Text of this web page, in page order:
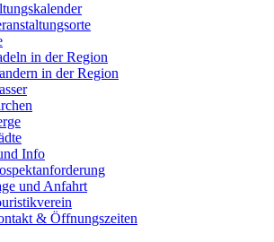
in der Region
in der Region
Info
und Anfahrt
& Öffnungszeiten